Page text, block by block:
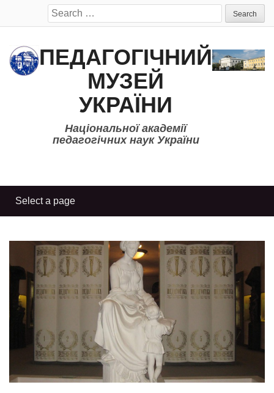
Search
for:
ПЕДАГОГІЧНИЙ
МУЗЕЙ
УКРАЇНИ
Національної академії
педагогічних наук України